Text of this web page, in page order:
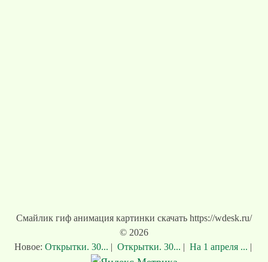
Смайлик гиф анимация картинки скачать https://wdesk.ru/
© 2026
Новое: Открытки. 30... | Открытки. 30... | На 1 апреля ... |